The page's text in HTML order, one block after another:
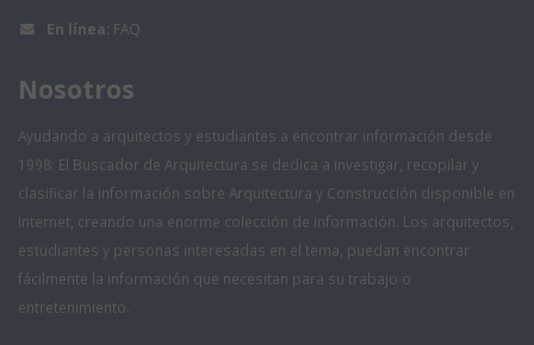
En línea: FAQ
Nosotros
Ayudando a arquitectos y estudiantes a encontrar información desde
1998: El Buscador de Arquitectura se dedica a investigar, recopilar y
clasificar la información sobre Arquitectura y Construcción disponible en
Internet, creando una enorme colección de información. Los arquitectos,
estudiantes y personas interesadas en el tema, puedan encontrar
fácilmente la información que necesitan para su trabajo o
entretenimiento.